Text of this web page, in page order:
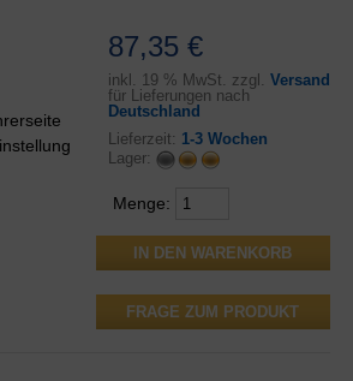
87,35 €
inkl. 19 % MwSt. zzgl. Versand
für Lieferungen nach
Deutschland
Lieferzeit: 1-3 Wochen
Lager:
Menge:
FRAGE ZUM PRODUKT